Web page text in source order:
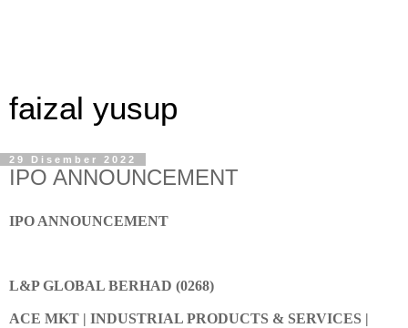
faizal yusup
29 Disember 2022
IPO ANNOUNCEMENT
IPO ANNOUNCEMENT
L&P GLOBAL BERHAD (0268)
ACE MKT | INDUSTRIAL PRODUCTS & SERVICES |